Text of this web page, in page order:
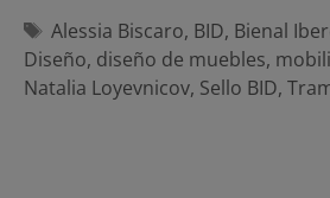
Etiquetas
Alessia Biscaro, BID, Bienal
Diseño, diseño de muebles,
Natalia Loyevnicov, Sello BID,